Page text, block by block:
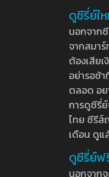
ดูซีรี่ย์ใ
นอกจาก
จากสมา
ต้องเสีย
อย่ารอช้
ตลอด อย
การดูซีรี่
ไทย ซีรีส์
เดือน ดูแ
ดูซีรี่ย์ฟ
นอกจาก